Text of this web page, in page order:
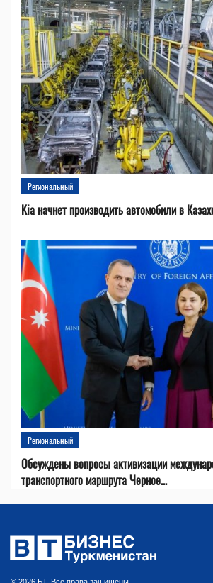
Региональный
Kia начнет производить автомобили в
Региональный
Обсуждены вопросы активизации
транспортного маршрута Черное...